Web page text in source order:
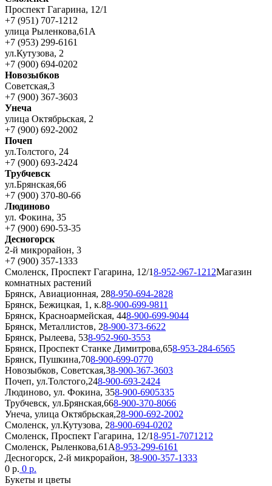
Проспект Гагарина, 12/1
+7 (951) 707-1212
улица Рыленкова,61А
+7 (953) 299-6161
ул.Кутузова, 2
+7 (900) 694-0202
Новозыбков
Советская,3
+7 (900) 367-3603
Унеча
улица Октябрьская, 2
+7 (900) 692-2002
Почеп
ул.Толстого, 24
+7 (900) 693-2424
Трубчевск
ул.Брянская,66
+7 (900) 370-80-66
Людиново
ул. Фокина, 35
+7 (900) 690-53-35
Десногорск
2-й микрорайон, 3
+7 (900) 357-1333
Смоленск, Проспект Гагарина, 12/18-952-967-1212Магазин
комнатных растений
Брянск, Авиационная, 288-950-694-2828
Брянск, Бежицкая, 1, к.88-900-699-9811
Брянск, Красноармейская, 448-900-699-9044
Брянск, Металлистов, 28-900-373-6622
Брянск, Рылеева, 538-952-960-3553
Брянск, Проспект Станке Димитрова,658-953-284-6565
Брянск, Пушкина,708-900-699-0770
Новозыбков, Советская,38-900-367-3603
Почеп, ул.Толстого,248-900-693-2424
Людиново, ул. Фокина, 358-900-6905335
Трубчевск, ул.Брянская,668-900-370-8066
Унеча, улица Октябрьская,28-900-692-2002
Смоленск, ул.Кутузова, 28-900-694-0202
Смоленск, Проспект Гагарина, 12/18-951-7071212
Смоленск, Рыленкова,61А8-953-299-6161
Десногорск, 2-й микрорайон, 38-900-357-1333
0 р. 0 р.
Букеты и цветы